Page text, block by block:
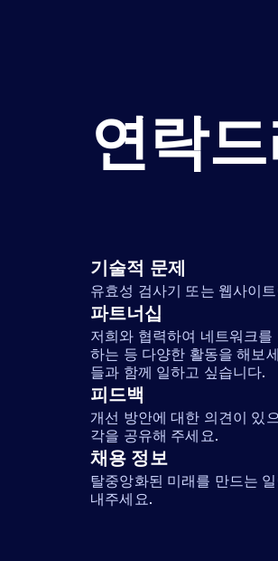
연락
기술적 문제
유효성 검사기 또는 웹사이
파트너십
저희와 협력하여 네트워크
하는 등 다양한 활동을 해보
들과 함께 일하고 싶습니다.
피드백
개선 방안에 대한 의견이 있
각을 공유해 주세요.
채용 정보
탈중앙화된 미래를 만드는
내주세요.